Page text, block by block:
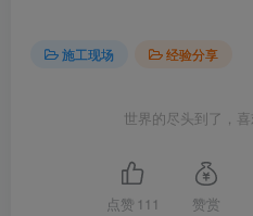
施工现场 经验分享
世界的尽头到了，
点赞 111 赞赏